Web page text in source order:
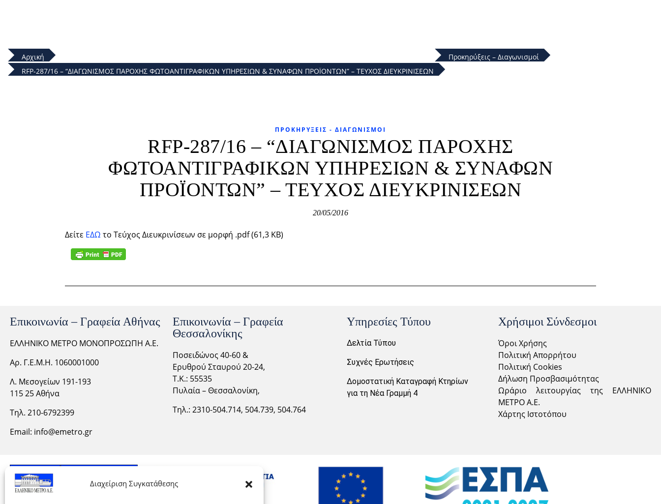
Διαχείριση Συγκατάθεσης
Αρχική
Προκηρύξεις – Διαγωνισμοί
RFP-287/16 – “ΔΙΑΓΩΝΙΣΜΟΣ ΠΑΡΟΧΗΣ ΦΩΤΟΑΝΤΙΓΡΑΦΙΚΩΝ ΥΠΗΡΕΣΙΩΝ & ΣΥΝΑΦΩΝ ΠΡΟΪΟΝΤΩΝ” – ΤΕΥΧΟΣ ΔΙΕΥΚΡΙΝΙΣΕΩΝ
ΠΡΟΚΗΡΎΞΕΙΣ - ΔΙΑΓΩΝΙΣΜΟΊ
RFP-287/16 – “ΔΙΑΓΩΝΙΣΜΟΣ ΠΑΡΟΧΗΣ
ΦΩΤΟΑΝΤΙΓΡΑΦΙΚΩΝ ΥΠΗΡΕΣΙΩΝ & ΣΥΝΑΦΩΝ
ΠΡΟΪΟΝΤΩΝ” – ΤΕΥΧΟΣ ΔΙΕΥΚΡΙΝΙΣΕΩΝ
20/05/2016
Δείτε ΕΔΩ το Τεύχος Διευκρινίσεων σε μορφή .pdf (61,3 KB)
Επικοινωνία – Γραφεία Αθήνας
ΕΛΛΗΝΙΚΟ ΜΕΤΡΟ ΜΟΝΟΠΡΟΣΩΠΗ Α.Ε.
Αρ. Γ.Ε.Μ.Η. 1060001000
Λ. Μεσογείων 191-193
115 25 Αθήνα
Τηλ. 210-6792399
Email: info@emetro.gr
Επικοινωνία – Γραφεία
Θεσσαλονίκης
Ποσειδώνος 40-60 &
Ερυθρού Σταυρού 20-24,
Τ.Κ.: 55535
Πυλαία – Θεσσαλονίκη,
Τηλ.: 2310-504.714, 504.739, 504.764
Υπηρεσίες Τύπου
Δελτία Τύπου
Συχνές Ερωτήσεις
Δομοστατική Καταγραφή Κτηρίων
για τη Νέα Γραμμή 4
Χρήσιμοι Σύνδεσμοι
Όροι Χρήσης
Πολιτική Απορρήτου
Πολιτική Cookies
Δήλωση Προσβασιμότητας
Ωράριο λειτουργίας της ΕΛΛΗΝΙΚΟ
ΜΕΤΡΟ Α.Ε.
Χάρτης Ιστοτόπου